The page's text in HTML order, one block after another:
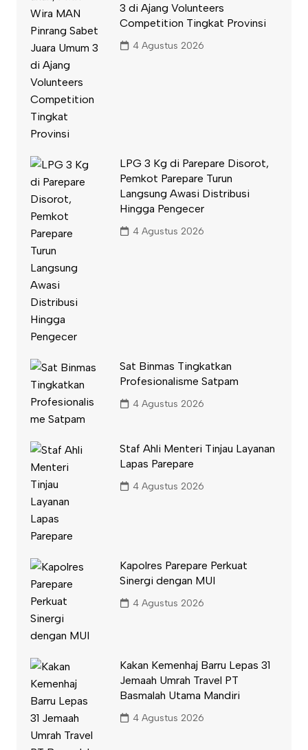
3 di Ajang Volunteers
Competition Tingkat Provinsi
4 Agustus 2026
LPG 3 Kg di Parepare Disorot,
Pemkot Parepare Turun
Langsung Awasi Distribusi
Hingga Pengecer
4 Agustus 2026
Sat Binmas Tingkatkan
Profesionalisme Satpam
4 Agustus 2026
Staf Ahli Menteri Tinjau Layanan
Lapas Parepare
4 Agustus 2026
Kapolres Parepare Perkuat
Sinergi dengan MUI
4 Agustus 2026
Kakan Kemenhaj Barru Lepas 31
Jemaah Umrah Travel PT
Basmalah Utama Mandiri
4 Agustus 2026